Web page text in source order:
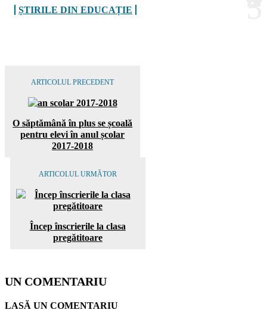
ȘTIRILE DIN EDUCAȚIE
ARTICOLUL PRECEDENT
O săptămână în plus se școală
pentru elevi în anul școlar
2017-2018
ARTICOLUL URMĂTOR
Încep înscrierile la clasa
pregătitoare
UN COMENTARIU
LASĂ UN COMENTARIU